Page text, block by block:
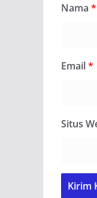
Nama *
Email*
Situs